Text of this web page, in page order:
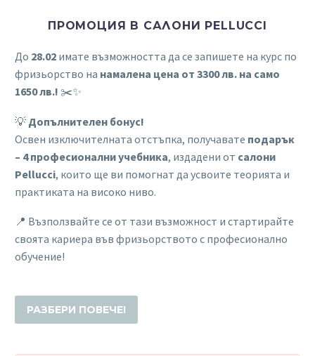
ПРОМОЦИЯ В САЛОНИ PELLUCCI
До 28.02 имате възможността да се запишете на курс по
фризьорство на намалена цена от 3300 лв. на само
1650 лв.! ✂️✨
💡 Допълнителен бонус!
Освен изключителната отстъпка, получавате подарък
– 4 професионални учебника, издадени от салони
Pellucci, които ще ви помогнат да усвоите теорията и
практиката на високо ниво.
📍 Възползвайте се от тази възможност и стартирайте
своята кариера във фризьорството с професионално
обучение!
РАЗБЕРИ ПОВЕЧЕ!